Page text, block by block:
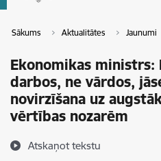
Sākums Aktualitātes Jaunumi
Ekonomikas
darbos, ne vārdos,
novirzīšana uz
vērtības nozarēm
Atskaņot tekstu